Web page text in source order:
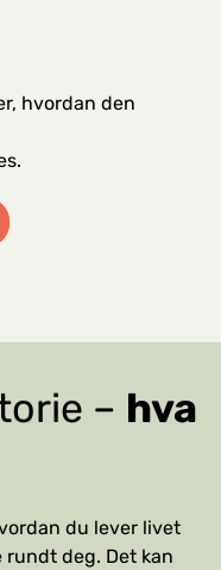
hvordan den
– hva
du lever livet
rundt deg. Det kan